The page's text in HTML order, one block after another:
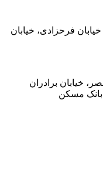
فرحزادی، خیابان
خیابان برادران
بانک مسکن